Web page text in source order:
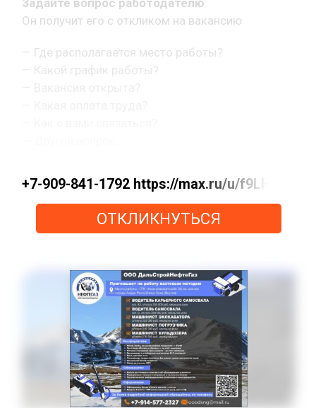
Задайте вопрос работодателю
Он получит его с откликом на вакансию
— Где располагается место работы?
— Какой график работы?
+7-909-841-1792 https://max.ru/u/
ОТКЛИКНУТЬСЯ